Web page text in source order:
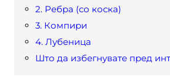
2. Ребра (со коска)
3. Компири
4. Лубеница
Што да избегнувате пред